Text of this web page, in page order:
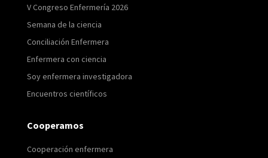
V Congreso Enfermería 2026
Semana de la ciencia
Conciliación Enfermera
Enfermera con ciencia
Soy enfermera investigadora
Encuentros científicos
Cooperamos
Cooperación enfermera